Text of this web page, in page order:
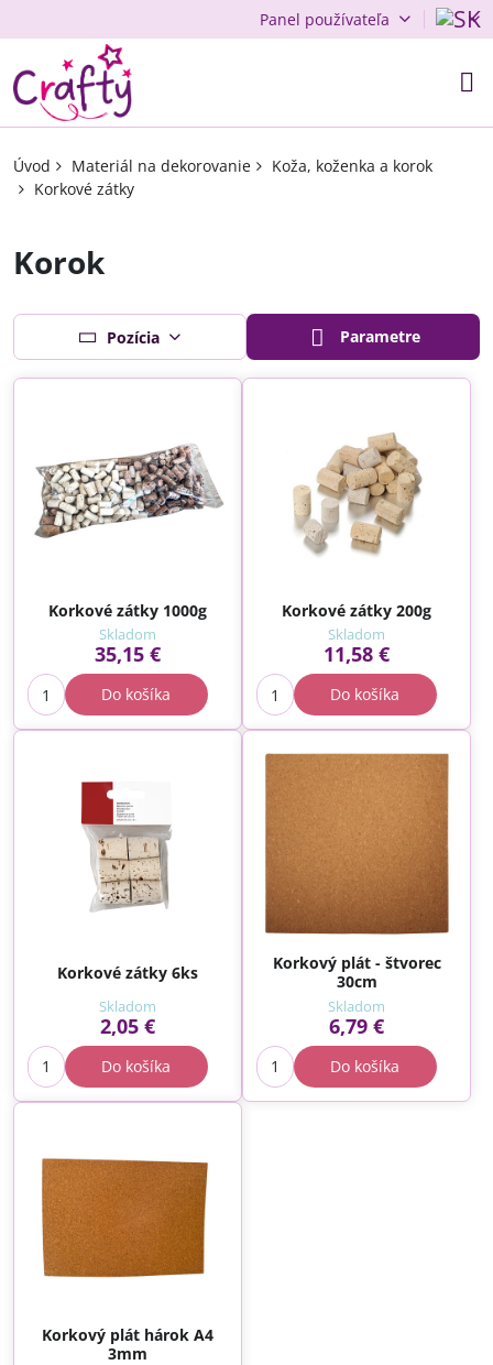
Panel používateľa
Úvod Materiál na dekorovanie
Koža, koženka a korok
Korkové zátky
Korok
Pozícia Parametre
Korkové zátky 1000g
Skladom
35,15 €
Do košíka
Korkové zátky 200g
Skladom
11,58 €
Do košíka
Korkové zátky 6ks
Skladom
2,05 €
Do košíka
Korkový plát - štvorec
30cm
Skladom
6,79 €
Do košíka
Korkový plát hárok A4
3mm